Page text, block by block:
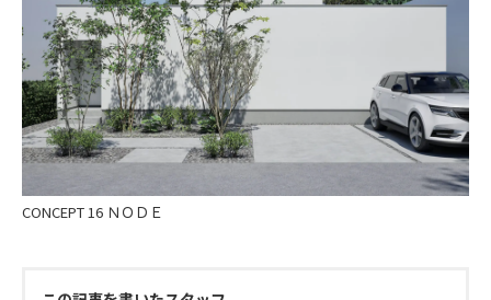
CONCEPT 16 ＮＯＤＥ